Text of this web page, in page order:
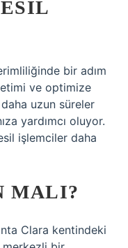
bir adım
ve optimize
uzun süreler
yardımcı oluyor.
işlemciler daha
MALI?
Clara kentindeki